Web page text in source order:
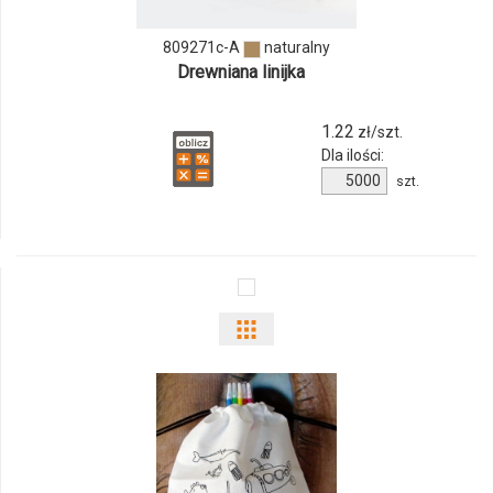
809271c-A naturalny
Drewniana linijka
1.22 zł/szt.
Dla ilości:
Ilość
produktu
szt.
odmiany
i
ilości